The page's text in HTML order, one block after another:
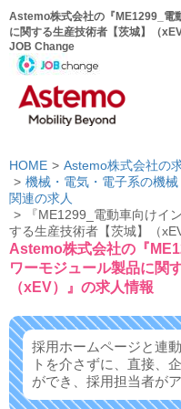
Astemo株式会社の『ME1299_電
に関する生産技術者【茨城】（
JOB Change
HOME
Astemo株式会社の
機械・電気・電子系の機
関連の求人
『ME1299_電動車向けイ
する生産技術者【茨城】（
Astemo株式会社の『
ワーモジュール製品に関
（xEV）』の求人情報
採用ホームページと連
トを介さずに、 直接、
ができ、 採用担当者が